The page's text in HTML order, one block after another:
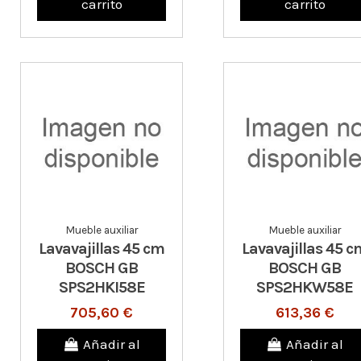
carrito carrito
Mueble auxiliar
Lavavajillas 45 cm
BOSCH GB
SPS2HKI58E
705,60 €
Añadir al
Mueble auxiliar
Lavavajillas 45
BOSCH GB
SPS2HKW58E
613,36 €
Añadir al